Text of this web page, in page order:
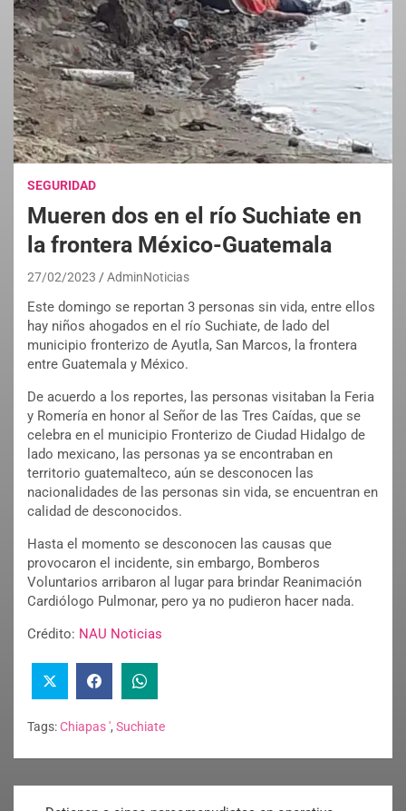
SEGURIDAD
Mueren dos en el río Suchiate en
la frontera México-Guatemala
27/02/2023 AdminNoticias
Este domingo se reportan 3 personas sin vida, entre ellos
hay niños ahogados en el río Suchiate, de lado del
municipio fronterizo de Ayutla, San Marcos, la frontera
entre Guatemala y México.
De acuerdo a los reportes, las personas visitaban la Feria
y Romería en honor al Señor de las Tres Caídas, que se
celebra en el municipio Fronterizo de Ciudad Hidalgo de
lado mexicano, las personas ya se encontraban en
territorio guatemalteco, aún se desconocen las
nacionalidades de las personas sin vida, se encuentran en
calidad de desconocidos.
Hasta el momento se desconocen las causas que
provocaron el incidente, sin embargo, Bomberos
Voluntarios arribaron al lugar para brindar Reanimación
Cardiólogo Pulmonar, pero ya no pudieron hacer nada.
Crédito: NAU Noticias
Tags:Chiapas ', Suchiate